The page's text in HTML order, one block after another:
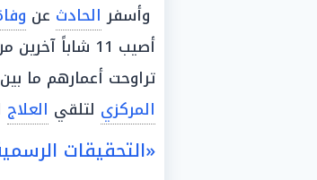
وأسفر الحادث عن
أصيب 11 شاباً
تراوحت أعمارهم ما بين 18 و45 عاماً، وتم نقلهم فوراً إلى
المركزي لتلقي العلاج
«التحقيقات